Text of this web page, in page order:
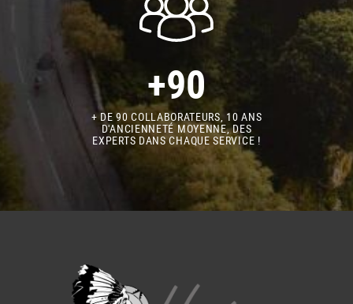
+90
+ DE 90 COLLABORATEURS, 10 ANS
D'ANCIENNETÉ MOYENNE, DES
EXPERTS DANS CHAQUE SERVICE !